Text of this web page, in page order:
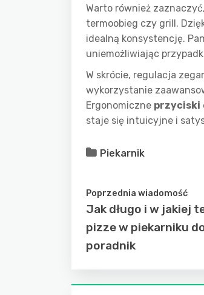
Warto również
termoobieg czy grill.
idealną konsystencję.
uniemożliwiając
W skrócie, regulacja
wykorzystanie
Ergonomiczne przyciski
staje się intuicyjne i
Piekarnik
Poprzednia wiadomość
Jak długo i w jakiej
pizze w piekarniku
poradnik